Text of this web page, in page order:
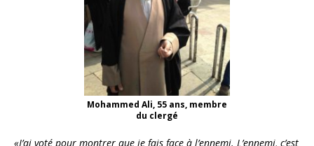
Mohammed Ali, 55 ans, membre
du clergé
«J’ai voté pour montrer que je fais face à l’ennemi. L’ennemi, c’est